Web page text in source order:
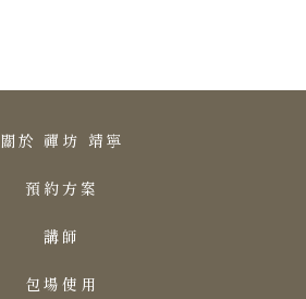
關於 禪坊 靖寧
預約方案
講師
包場使用